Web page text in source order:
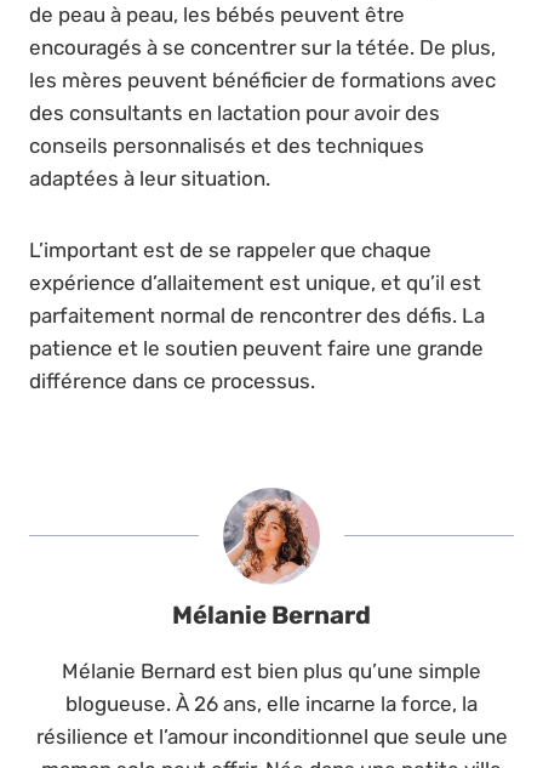
de peau à peau, les bébés peuvent être
encouragés à se concentrer sur la tétée. De plus,
les mères peuvent bénéficier de formations avec
des consultants en lactation pour avoir des
conseils personnalisés et des techniques
adaptées à leur situation.
L’important est de se rappeler que chaque
expérience d’allaitement est unique, et qu’il est
parfaitement normal de rencontrer des défis. La
patience et le soutien peuvent faire une grande
différence dans ce processus.
Mélanie Bernard
Mélanie Bernard est bien plus qu’une simple
blogueuse. À 26 ans, elle incarne la force, la
résilience et l’amour inconditionnel que seule une